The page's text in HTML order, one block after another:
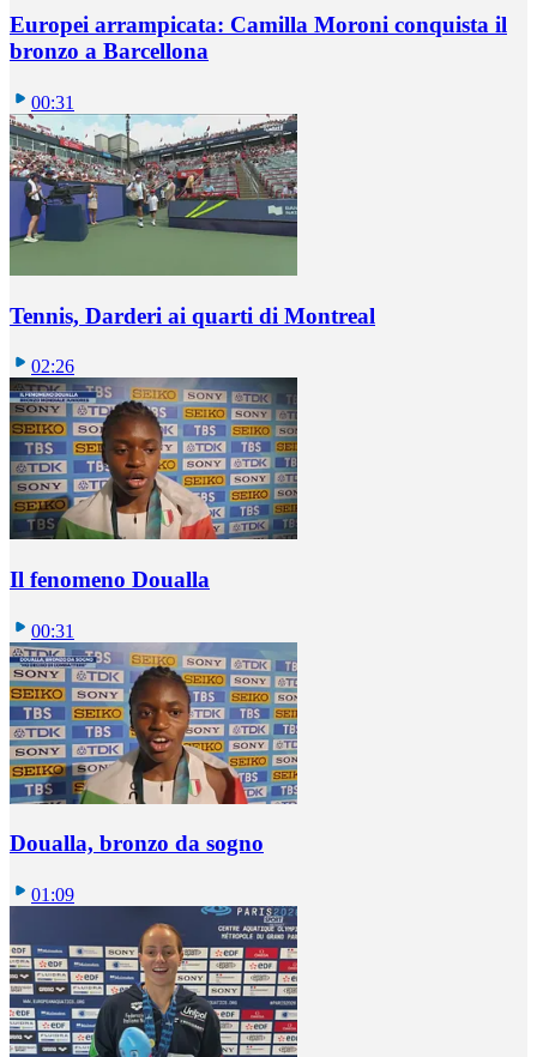
Europei arrampicata: Camilla Moroni conquista il
bronzo a Barcellona
00:31
Tennis, Darderi ai quarti di Montreal
02:26
Il fenomeno Doualla
00:31
Doualla, bronzo da sogno
01:09